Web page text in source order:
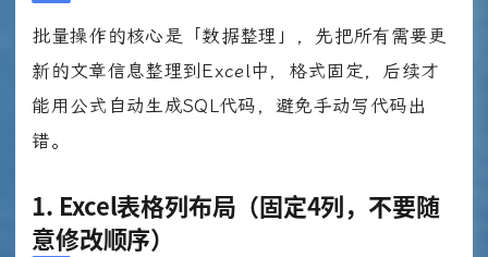
批量操作的核心是「数据整理」，先把所有需要更
新的文章信息整理到Excel中，格式固定，后续才
能用公式自动生成SQL代码，避免手动写代码出
错。
1. Excel表格列布局（固定4列，不要随
意修改顺序）